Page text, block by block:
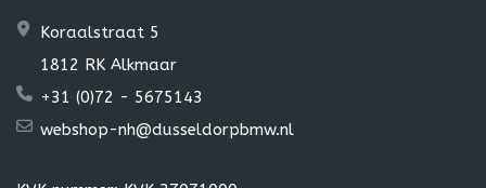
Koraalstraat 5
1812 RK Alkmaar
+31 (0)72 - 5675143
webshop-nh@dusseldorpbmw.nl